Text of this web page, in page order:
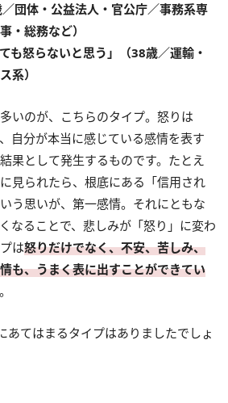
団体・公益法人・官公庁／事務系専
・総務など）
も怒らないと思う」（38歳／運輸・
系）
いのが、こちらのタイプ。怒りは
自分が本当に感じている感情を表す
果として発生するものです。たとえ
見られたら、根底にある「信用され
う思いが、第一感情。それにともな
なることで、悲しみが「怒り」に変わ
は怒りだけでなく、不安、苦しみ、
も、うまく表に出すことができてい
あてはまるタイプはありましたでしょ